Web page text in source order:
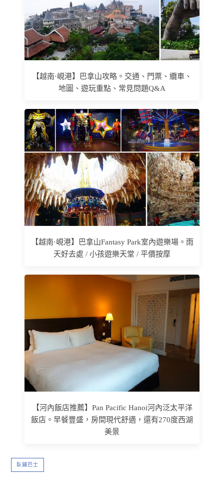
【越南·峴港】巴拿山攻略。交通、門票、纜車、
地圖、遊玩重點、常見問題Q&A
【越南·峴港】巴拿山Fantasy Park室內遊樂場。雨
天好去處 / 小孩遊樂天堂 / 平價按摩
【河內飯店推薦】Pan Pacific Hanoi河內泛太平洋
飯店。早餐豐盛，房間現代舒適，還有270度西湖
美景
臥鋪巴士